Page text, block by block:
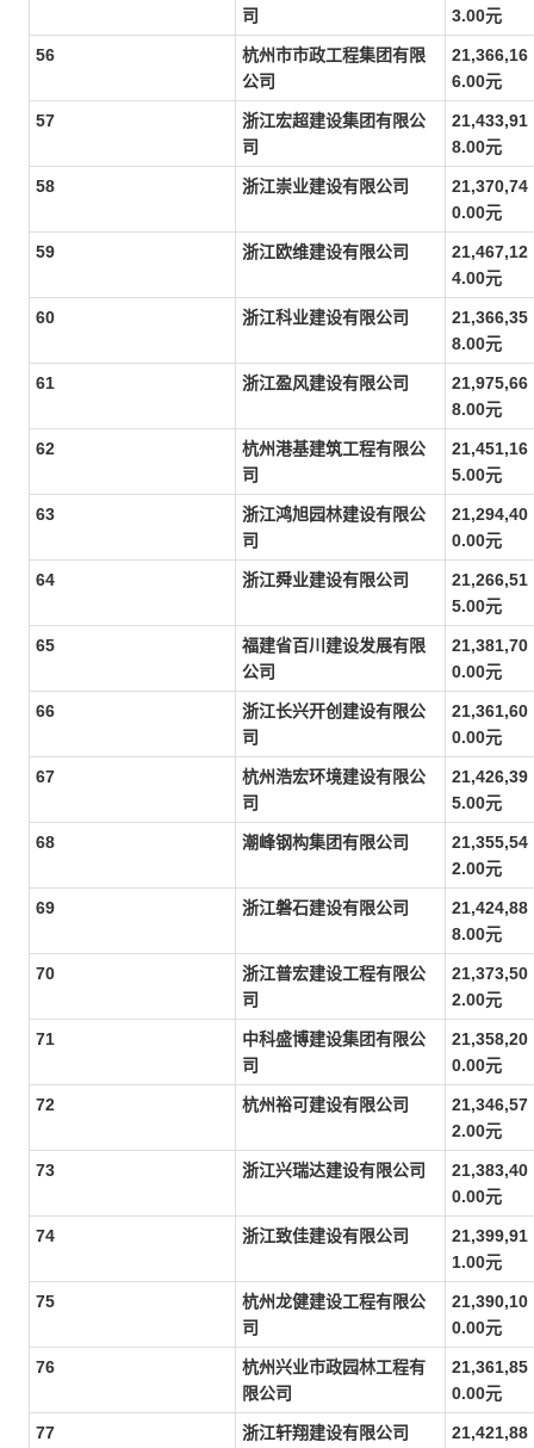
司
3.00元
56
杭州市市政工程集团有限
公司
21,366,16
6.00元
57
浙江宏超建设集团有限公
司
21,433,91
8.00元
58 浙江崇业建设有限公司
21,370,74
0.00元
59 浙江欧维建设有限公司
21,467,12
4.00元
60 浙江科业建设有限公司
21,366,35
8.00元
61 浙江盈风建设有限公司
21,975,66
8.00元
62
杭州港基建筑工程有限公
司
21,451,16
5.00元
63
浙江鸿旭园林建设有限公
司
21,294,40
0.00元
64 浙江舜业建设有限公司
21,266,51
5.00元
65
福建省百川建设发展有限
公司
21,381,70
0.00元
66
浙江长兴开创建设有限公
司
21,361,60
0.00元
67
杭州浩宏环境建设有限公
司
21,426,39
5.00元
68 潮峰钢构集团有限公司
21,355,54
2.00元
69 浙江磐石建设有限公司
21,424,88
8.00元
70
浙江普宏建设工程有限公
司
21,373,50
2.00元
71
中科盛博建设集团有限公
司
21,358,20
0.00元
72 杭州裕可建设有限公司
21,346,57
2.00元
73 浙江兴瑞达建设有限公司
21,383,40
0.00元
74 浙江致佳建设有限公司
21,399,91
1.00元
75
杭州龙健建设工程有限公
司
21,390,10
0.00元
76
杭州兴业市政园林工程有
限公司
21,361,85
0.00元
77 浙江轩翔建设有限公司
21,421,88